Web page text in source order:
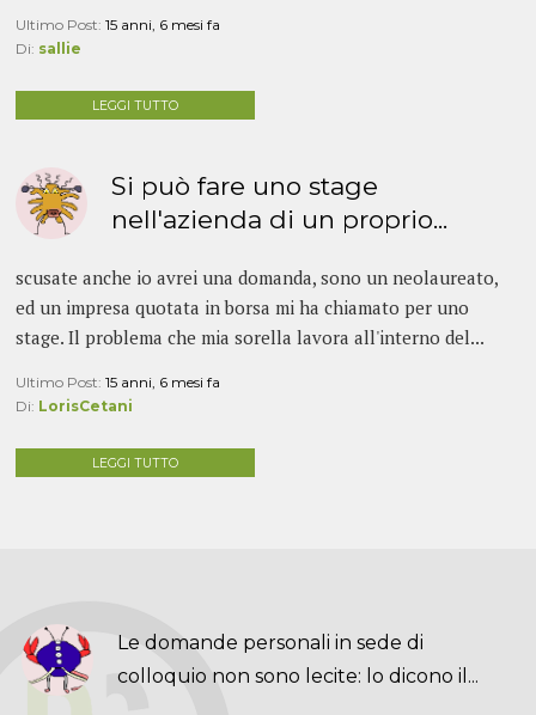
Ultimo Post:15 anni, 6 mesi fa
Di: sallie
LEGGI TUTTO
Si può fare uno stage
nell'azienda di un proprio...
scusate anche io avrei una domanda, sono un neolaureato,
ed un impresa quotata in borsa mi ha chiamato per uno
stage. Il problema che mia sorella lavora all'interno del...
Ultimo Post:15 anni, 6 mesi fa
Di: LorisCetani
LEGGI TUTTO
Le domande personali in sede di
colloquio non sono lecite: lo dicono il...